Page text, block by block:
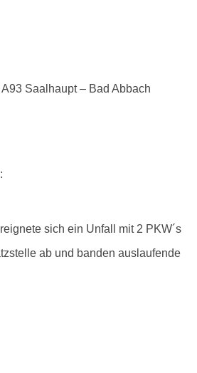
Saalhaupt – Bad Abbach
sich ein Unfall mit 2 PKW´s
ab und banden auslaufende